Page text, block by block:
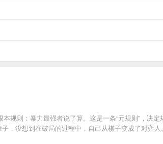
规则：暴力最强者说了算。这是一条“元规则”，
，没想到在破局的过程中，自己从棋子变成了对弈人。